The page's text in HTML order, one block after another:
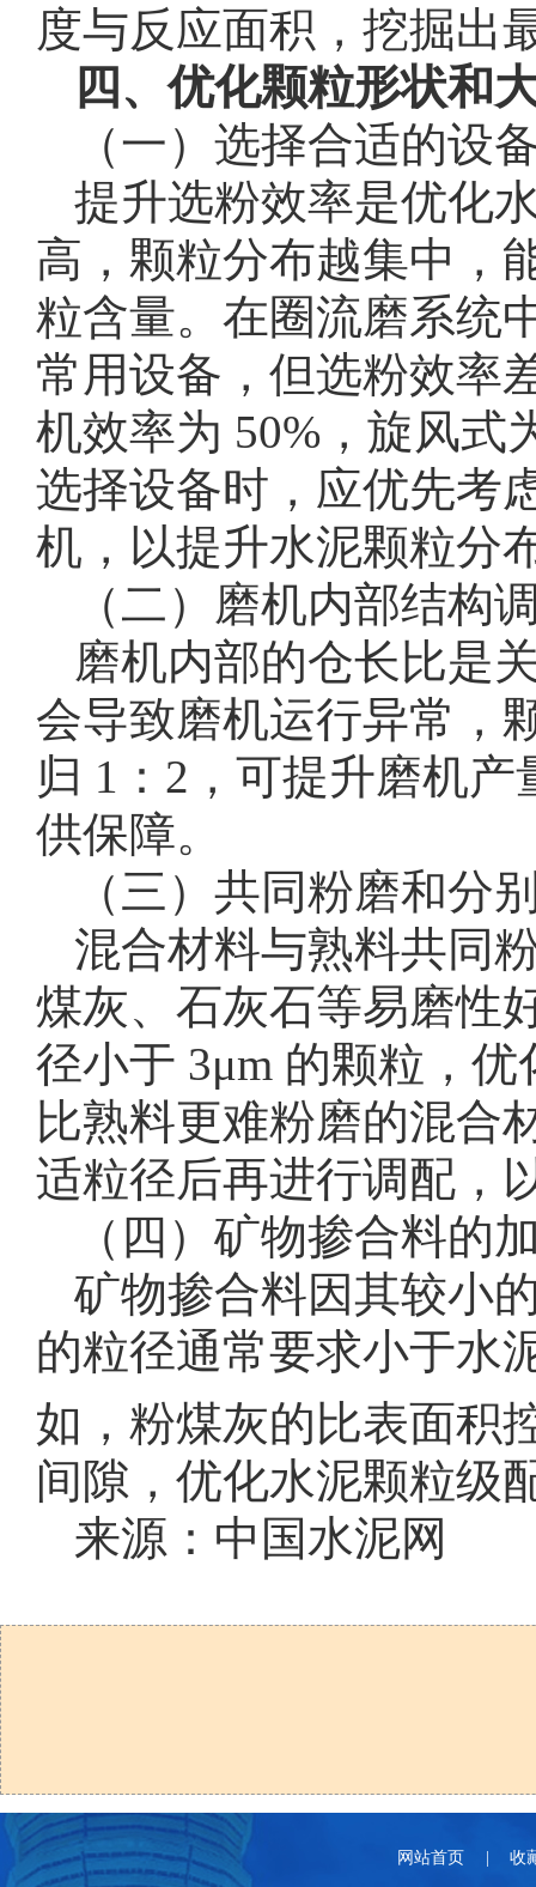
度与反应面积，挖掘出
四、优化颗粒形状和
（一）选择合适的设
提升选粉效率是优化
高，颗粒分布越集中，
粒含量。在圈流磨系统
常用设备，但选粉效率
机效率为 50%，旋风式
选择设备时，应优先考
机，以提升水泥颗粒分
（二）磨机内部结构
磨机内部的仓长比是
会导致磨机运行异常，
归 1：2，可提升磨机
供保障。
（三）共同粉磨和分
混合材料与熟料共同
煤灰、石灰石等易磨性
径小于 3μm 的颗粒，
比熟料更难粉磨的混合
适粒径后再进行调配，
（四）矿物掺合料的
矿物掺合料因其较小
的粒径通常要求小于水
如，粉煤灰的比表面积
间隙，优化水泥颗粒级
来源：中国水泥网